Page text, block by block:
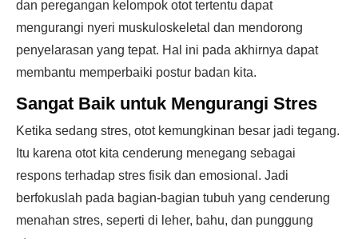
dan peregangan kelompok otot tertentu dapat
mengurangi nyeri muskuloskeletal dan mendorong
penyelarasan yang tepat. Hal ini pada akhirnya dapat
membantu memperbaiki postur badan kita.
Sangat Baik untuk Mengurangi Stres
Ketika sedang stres, otot kemungkinan besar jadi tegang.
Itu karena otot kita cenderung menegang sebagai
respons terhadap stres fisik dan emosional. Jadi
berfokuslah pada bagian-bagian tubuh yang cenderung
menahan stres, seperti di leher, bahu, dan punggung